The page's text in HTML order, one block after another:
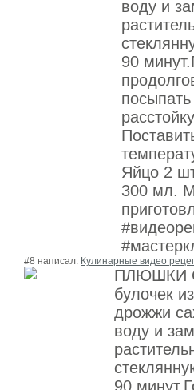
воду и
90
Яйцо 2
300 мл.
#8 написал: Кулинарные видео
ПЛЮШКИ С
булочек
дрожжи
воду и
90